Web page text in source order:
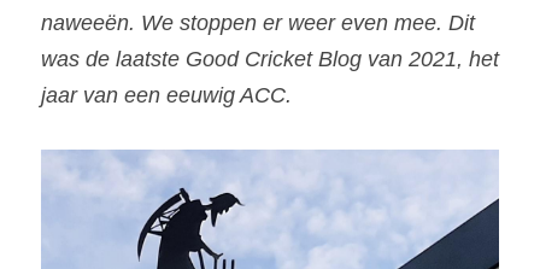
naweeën. We stoppen er weer even mee. Dit
was de laatste Good Cricket Blog van 2021, het
jaar van een eeuwig ACC.